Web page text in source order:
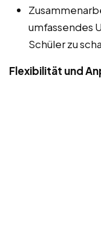
umfassendes
Schüler zu
Flexibilität und